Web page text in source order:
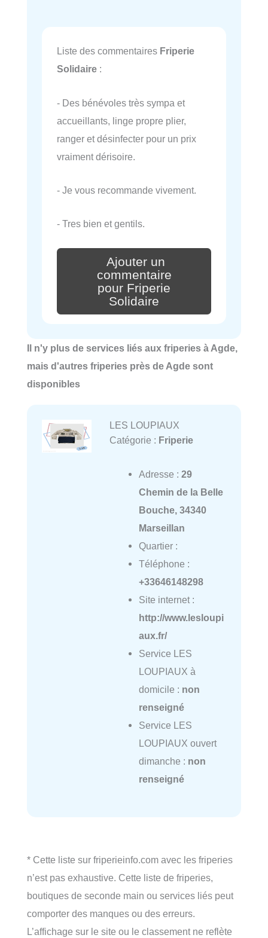
Liste des commentaires Friperie
Solidaire :
- Des bénévoles très sympa et
accueillants, linge propre plier,
ranger et désinfecter pour un prix
vraiment dérisoire.
- Je vous recommande vivement.
- Tres bien et gentils.
Ajouter un
commentaire
pour Friperie
Solidaire
Il n'y plus de services liés aux friperies à Agde,
mais d'autres friperies près de Agde sont
disponibles
LES LOUPIAUX
Catégorie : Friperie
Adresse : 29
Chemin de la Belle
Bouche, 34340
Marseillan
Quartier :
Téléphone :
+33646148298
Site internet :
http://www.lesloupi
aux.fr/
Service LES
LOUPIAUX à
domicile : non
renseigné
Service LES
LOUPIAUX ouvert
dimanche : non
renseigné
* Cette liste sur friperieinfo.com avec les friperies
n’est pas exhaustive. Cette liste de friperies,
boutiques de seconde main ou services liés peut
comporter des manques ou des erreurs.
L’affichage sur le site ou le classement ne reflète